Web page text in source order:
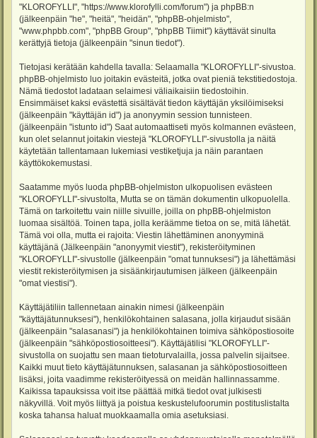
"KLOROFYLLI", "https://www.klorofylli.com/forum") ja phpBB:n
(jälkeenpäin "he", "heitä", "heidän", "phpBB-ohjelmisto",
"www.phpbb.com", "phpBB Group", "phpBB Tiimit") käyttävät sinulta
kerättyjä tietoja (jälkeenpäin "sinun tiedot").
Tietojasi kerätään kahdella tavalla: Selaamalla "KLOROFYLLI"-sivustoa.
phpBB-ohjelmisto luo joitakin evästeitä, jotka ovat pieniä tekstitiedostoja.
Nämä tiedostot ladataan selaimesi väliaikaisiin tiedostoihin.
Ensimmäiset kaksi evästettä sisältävät tiedon käyttäjän yksilöimiseksi
(jälkeenpäin "käyttäjän id") ja anonyymin session tunnisteen.
(jälkeenpäin "istunto id") Saat automaattiseti myös kolmannen evästeen,
kun olet selannut joitakin viestejä "KLOROFYLLI"-sivustolla ja näitä
käytetään tallentamaan lukemiasi vestiketjuja ja näin parantaen
käyttökokemustasi.
Saatamme myös luoda phpBB-ohjelmiston ulkopuolisen evästeen
"KLOROFYLLI"-sivustolta, Mutta se on tämän dokumentin ulkopuolella.
Tämä on tarkoitettu vain niille sivuille, joilla on phpBB-ohjelmiston
luomaa sisältöä. Toinen tapa, jolla keräämme tietoa on se, mitä lähetät.
Tämä voi olla, mutta ei rajoita: Viestin lähettäminen anonyyminä
käyttäjänä (Jälkeenpäin "anonyymit viestit"), rekisteröityminen
"KLOROFYLLI"-sivustolle (jälkeenpäin "omat tunnuksesi") ja lähettämäsi
viestit rekisteröitymisen ja sisäänkirjautumisen jälkeen (jälkeenpäin
"omat viestisi").
Käyttäjätiliin tallennetaan ainakin nimesi (jälkeenpäin
"käyttäjätunnuksesi"), henkilökohtainen salasana, jolla kirjaudut sisään
(jälkeenpäin "salasanasi") ja henkilökohtainen toimiva sähköpostiosoite
(jälkeenpäin "sähköpostiosoitteesi"). Käyttäjätilisi "KLOROFYLLI"-
sivustolla on suojattu sen maan tietoturvalailla, jossa palvelin sijaitsee.
Kaikki muut tieto käyttäjätunnuksen, salasanan ja sähköpostiosoitteen
lisäksi, joita vaadimme rekisteröityessä on meidän hallinnassamme.
Kaikissa tapauksissa voit itse päättää mitkä tiedot ovat julkisesti
näkyvillä. Voit myös liittyä ja poistua keskustelufoorumin postituslistalta
koska tahansa haluat muokkaamalla omia asetuksiasi.